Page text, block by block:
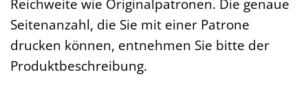
Seitenanzahl, die Sie mit einer Patrone
drucken können, entnehmen Sie bitte der
Produktbeschreibung.